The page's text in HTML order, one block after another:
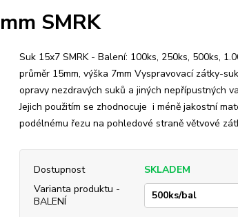
SMRK
Suk 15x7 SMRK - Balení: 100ks, 250ks, 500ks,
průměr 15mm, výška 7mm Vyspravovací zátky-
opravy nezdravých suků a jiných nepřípustných
Jejich použitím se zhodnocuje i méně jakostní
podélnému řezu na pohledové straně větvové
Dostupnost
SKLADEM
Varianta produktu -
BALENÍ